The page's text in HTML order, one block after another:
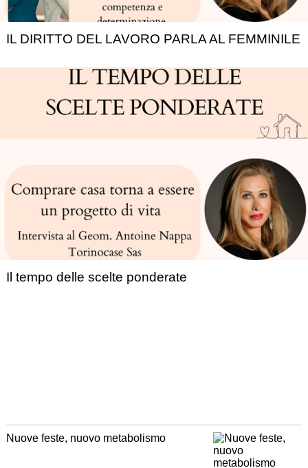
IL DIRITTO DEL LAVORO PARLA AL FEMMINILE
Il tempo delle scelte ponderate
Nuove feste, nuovo metabolismo